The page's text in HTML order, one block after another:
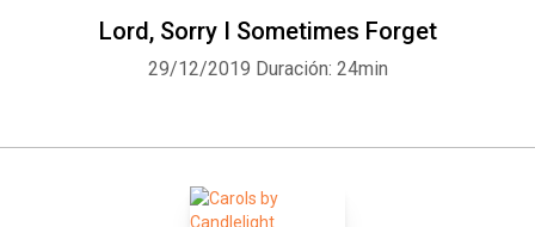
Lord, Sorry I Sometimes Forget
29/12/2019 Duración: 24min